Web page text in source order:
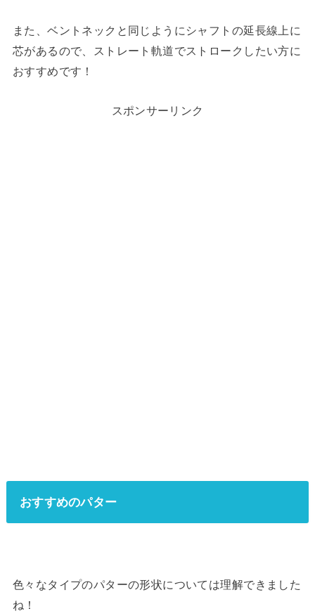
また、ベントネックと同じようにシャフトの延長線上に
芯があるので、ストレート軌道でストロークしたい方に
おすすめです！
スポンサーリンク
おすすめのパター
色々なタイプのパターの形状については理解できました
ね！